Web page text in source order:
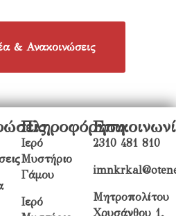
& Ανακοινώσεις
Πληροφόρηση
Ιερό
Μυστήριο
Γάμου
Ιερό
2310 481 810
Μητροπολίτου
Χρυσάνθου 1,